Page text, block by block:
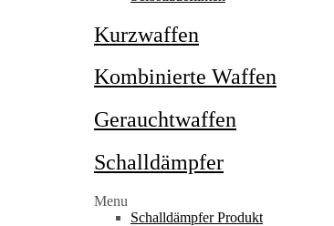
Kurzwaffen
Kombinierte Waffen
Gerauchtwaffen
Schalldämpfer
Menu
Schalldämpfer Produkt